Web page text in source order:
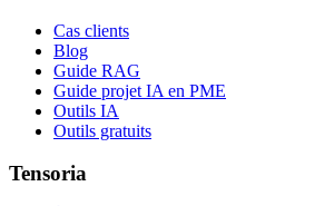
Cas clients
Blog
Guide RAG
Guide projet IA en PME
Outils IA
Outils gratuits
Tensoria